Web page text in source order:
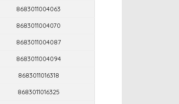
8683011004063
8683011004070
8683011004087
8683011004094
8683011016318
8683011016325